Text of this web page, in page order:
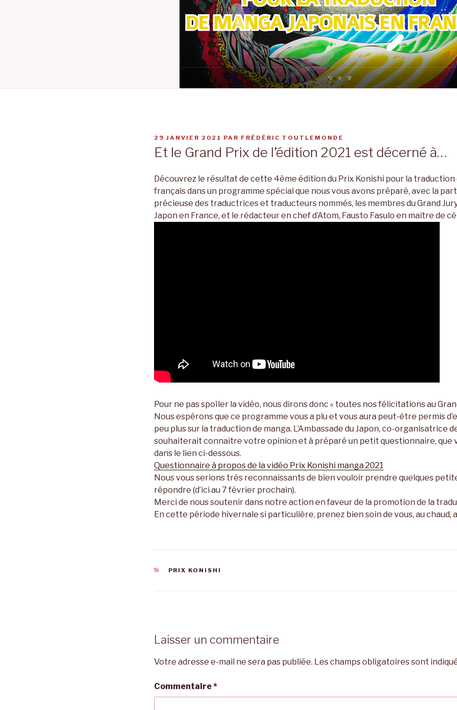
PUBLIÉ
29 JANVIER 2021 PAR FRÉDÉRIC TOUTLEMONDE
Et le Grand Prix de l’édition 2021 est décerné à…
Découvrez le résultat de cette 4ème édition du Prix Konishi pour la traduction
français dans un programme spécial que nous vous avons préparé, avec la
précieuse des traductrices et traducteurs nommés, les membres du Grand Jury,
Japon en France, et le rédacteur en chef d’Atom, Fausto Fasulo en maître de
Pour ne pas spoïler la vidéo, nous dirons donc « toutes nos félicitations au
Nous espérons que ce programme vous a plu et vous aura peut-être permis
peu plus sur la traduction de manga. L’Ambassade du Japon, co-organisatrice
souhaiterait connaître votre opinion et à préparé un petit questionnaire, que
dans le lien ci-dessous.
Questionnaire à propos de la vidéo Prix Konishi manga 2021
Nous vous serions très reconnaissants de bien vouloir prendre quelques
répondre (d’ici au 7 février prochain).
Merci de nous soutenir dans notre action en faveur de la promotion de la
En cette période hivernale si particulière, prenez bien soin de vous, au chaud,
CATÉGORIES
PRIX KONISHI
Laisser un commentaire
Votre adresse e-mail ne sera pas publiée. Les champs obligatoires sont
Commentaire*